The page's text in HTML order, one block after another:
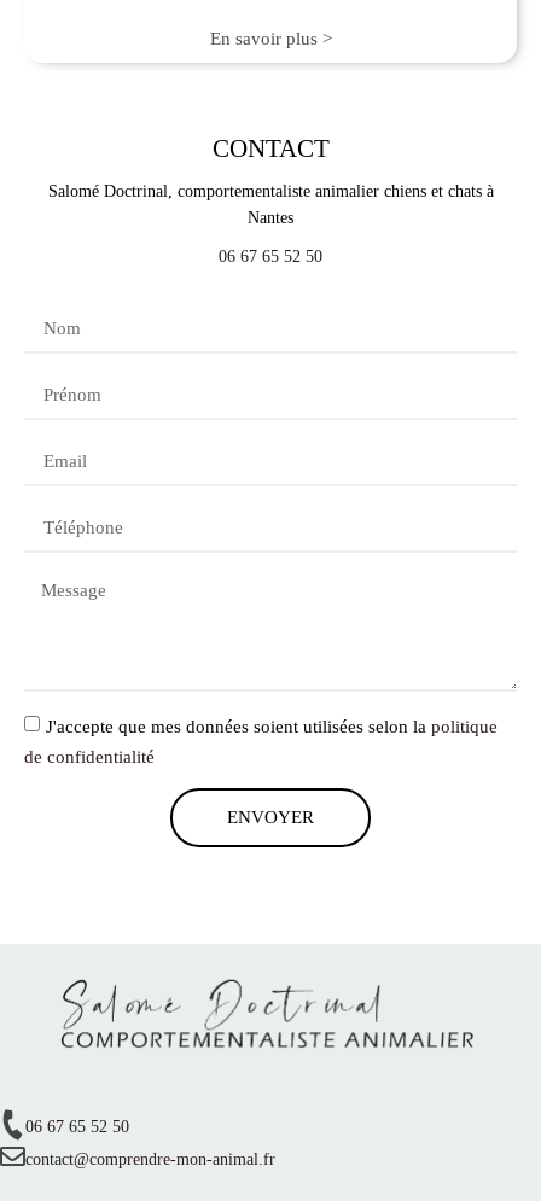
CONTACT
Salomé Doctrinal, comportementaliste animalier chiens et chats à
Nantes
06 67 65 52 50
J'accepte que mes données soient utilisées selon la politique
de confidentialité
ENVOYER
En savoir plus >
06 67 65 52 50
contact@comprendre-mon-animal.fr